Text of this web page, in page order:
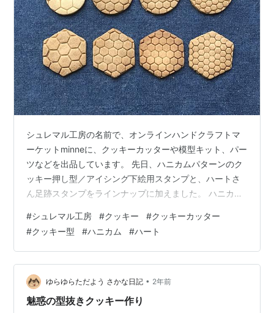
シュレマル工房の名前で、オンラインハンドクラフトマ
ーケットminneに、クッキーカッターや模型キット、パー
ツなどを出品しています。 先日、ハニカムパターンのク
ッキー押し型／アイシング下絵用スタンプと、ハートさ
ん足跡スタンプをラインナップに加えました。 ハニカム
の４種類です。 興味を持って使っていただけると嬉しい
なと思います。 追記：相変わらずクッキー焼きが一向に
上達しません。情けないです…… minne.com minne.com
minne.com minne.com minne.com 追記； 腰痛がやっと
ほぼ良くなった…
#シュレマル工房 #クッキー #クッキーカッター
#クッキー型 #ハニカム #ハート
ゆらゆらただよう さかな日記 • 2年前
魅惑の型抜きクッキー作り